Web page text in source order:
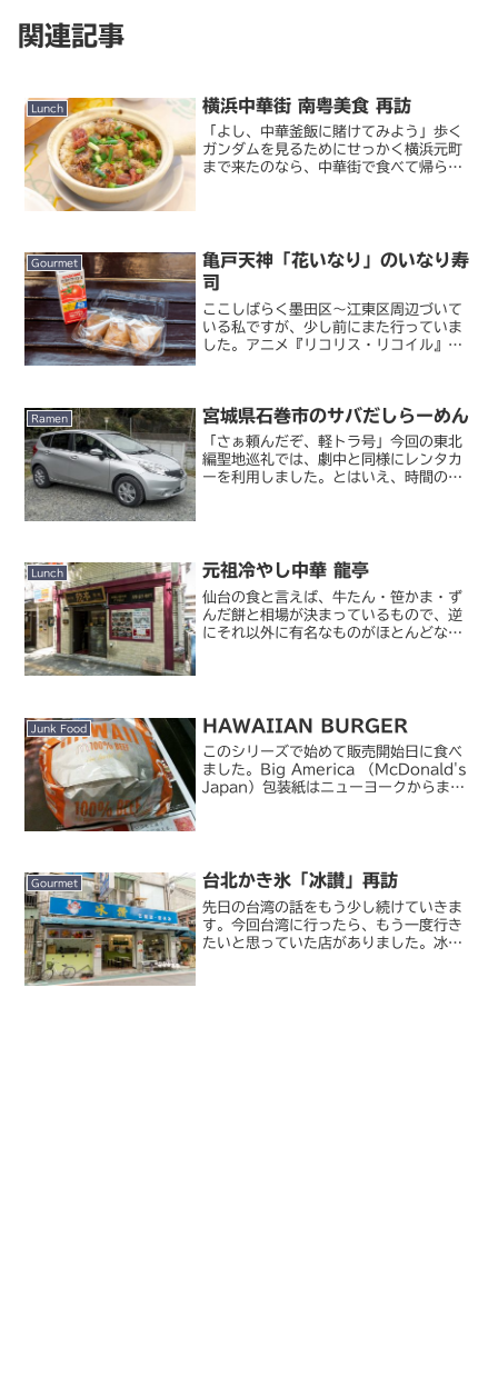
関連記事
Lunch 横浜中華街 南粤美食 再訪
「よし、中華釜飯に賭けてみよう」歩く
ガンダムを見るためにせっかく横浜元町
まで来たのなら、中華街で食べて帰らな
Gourmet
亀戸天神「花いなり」のいなり寿
司
ここしばらく墨田区～江東区周辺づいて
いる私ですが、少し前にまた行っていま
した。アニメ『リコリス・リコイル』の
で実在するお...
Ramen 宮城県石巻市のサバだしらーめん
「さぁ頼んだぞ、軽トラ号」今回の東北
編聖地巡礼では、劇中と同様にレンタカ
ーを利用しました。とはいえ、時間の都
Lunch 元祖冷やし中華 龍亭
仙台の食と言えば、牛たん・笹かま・ず
んだ餅と相場が決まっているもので、逆
にそれ以外に有名なものがほとんどな
Junk Food HAWAIIAN BURGER
このシリーズで始めて販売開始日に食べ
ました。Big America （McDonald's
Japan）包装紙はニューヨークからまた
Gourmet 台北かき氷「冰讃」再訪
先日の台湾の話をもう少し続けていきま
す。今回台湾に行ったら、もう一度行き
たいと思っていた店がありました。冰讃